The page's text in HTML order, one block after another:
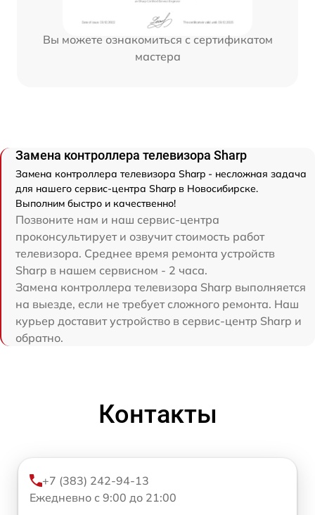
Вы можете ознакомиться с сертификатом
мастера
Замена контроллера телевизора Sharp
Замена контроллера телевизора Sharp - несложная задача
для нашего сервис-центра Sharp в Новосибирске.
Выполним быстро и качественно!
Позвоните нам и наш сервис-центра
проконсультирует и озвучит стоимость работ
телевизора. Среднее время ремонта устройств
Sharp в нашем сервисном - 2 часа.
Замена контроллера телевизора Sharp выполняется
на выезде, если не требует сложного ремонта. Наш
курьер доставит устройство в сервис-центр Sharp и
обратно.
Контакты
+7 (383) 242-94-13
Ежедневно с 9:00 до 21:00